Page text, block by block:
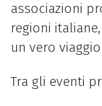
associazioni
regioni
un vero
Tra gli eventi